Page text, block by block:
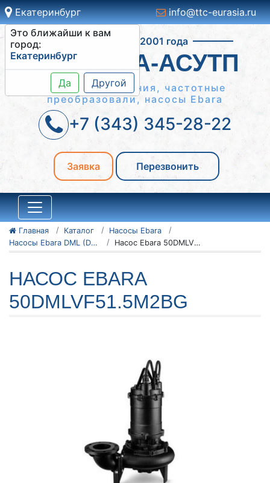
Екатеринбург
Это ближайши к вам
город:
Екатеринбург
Да Другой
info@ttc-eurasia.ru
Работаем с 2001 года
СИСТЕМА-АСУТП
Шкафы управления, частотные
преобразовали, насосы Ebara
+7 (343) 345-28-22
Заявка Перезвонить
Главная Каталог
Насосы Ebara
Насосы Ebara DML (DMLF)
Насос Ebara 50DMLVF51.5M2BG
НАСОС EBARA
50DMLVF51.5M2BG